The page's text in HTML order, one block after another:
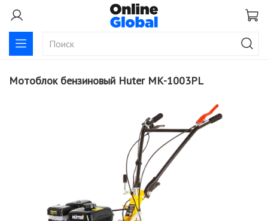
Мотоблок бензиновый Huter МК-1003РL